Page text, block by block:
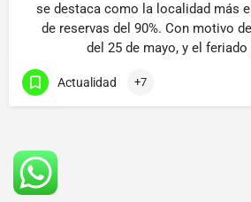
se destaca como la localidad más
de reservas del 90%. Con motivo
del 25 de mayo, y el feriado
Actualidad +7